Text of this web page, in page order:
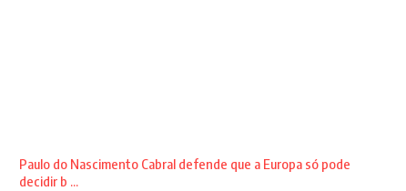
Paulo do Nascimento Cabral defende que a Europa só pode
decidir b ...